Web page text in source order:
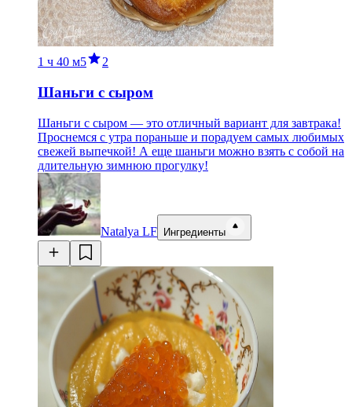
1 ч 40 м5 2
Шаньги с сыром
Шаньги с сыром — это отличный вариант для завтрака!
Проснемся с утра пораньше и порадуем самых любимых
свежей выпечкой! А еще шаньги можно взять с собой на
длительную зимнюю прогулку!
Natalya LF Ингредиенты